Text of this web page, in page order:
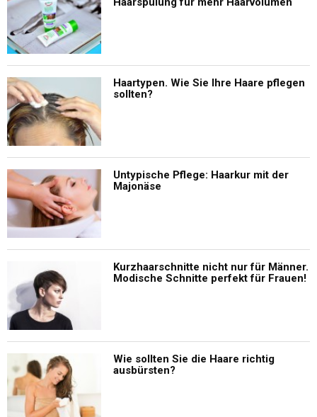
Haartypen. Wie Sie Ihre Haare pflegen
sollten?
Untypische Pflege: Haarkur mit der
Majonäse
Kurzhaarschnitte nicht nur für Männer.
Modische Schnitte perfekt für Frauen!
Wie sollten Sie die Haare richtig
ausbürsten?